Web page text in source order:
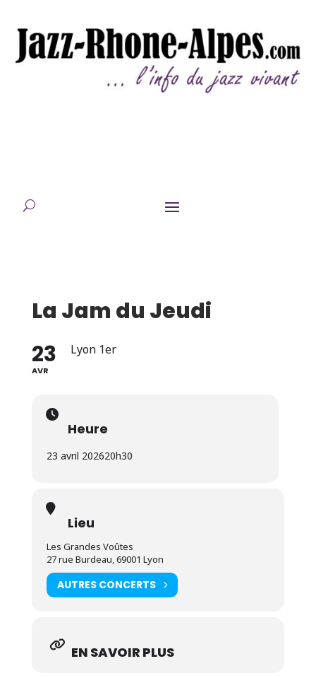
La Jam du Jeudi
23
AVR
Lyon 1er
Heure
23 avril 202620h30
Lieu
Les Grandes Voûtes
27 rue Burdeau, 69001 Lyon
AUTRES CONCERTS
EN SAVOIR PLUS